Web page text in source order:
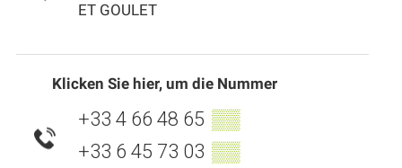
ET GOULET
Klicken Sie hier, um die Nummer
+33 4 66 48 65 ▒▒
+33 6 45 73 03 ▒▒